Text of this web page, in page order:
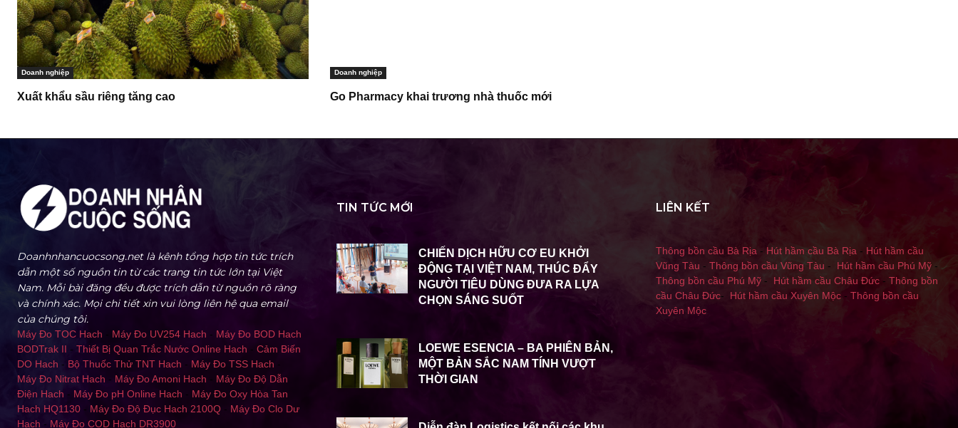
Doanh nghiệp
Xuất khẩu sầu riêng tăng cao
Doanh nghiệp
Go Pharmacy khai trương nhà thuốc mới
Doanhnhancuocsong.net là kênh tổng hợp tin tức trích
dẫn một số nguồn tin từ các trang tin tức lớn tại Việt
Nam. Mỗi bài đăng đều được trích dẫn từ nguồn rõ ràng
và chính xác. Mọi chi tiết xin vui lòng liên hệ qua email
của chúng tôi.
Máy Đo TOC Hach Máy Đo UV254 Hach - Máy Đo BOD Hach
BODTrak II - Thiết Bị Quan Trắc Nước Online Hach - Cảm Biến
DO Hach - Bộ Thuốc Thử TNT Hach - Máy Đo TSS Hach
Máy Đo Nitrat Hach - Máy Đo Amoni Hach
Máy Đo Độ Dẫn
Điện Hach - Máy Đo pH Online Hach
Máy Đo Oxy Hòa Tan
Hach HQ1130 - Máy Đo Độ Đục Hach 2100Q
Máy Đo Clo Dư
Hach - Máy Đo COD Hach DR3900
TIN TỨC MỚI
CHIẾN DỊCH HỮU CƠ EU KHỞI
ĐỘNG TẠI VIỆT NAM, THÚC ĐẨY
NGƯỜI TIÊU DÙNG ĐƯA RA LỰA
CHỌN SÁNG SUỐT
LOEWE ESENCIA – BA PHIÊN BẢN,
MỘT BẢN SẮC NAM TÍNH VƯỢT
THỜI GIAN
LIÊN KẾT
Thông bồn cầu Bà Rịa - Hút hầm cầu Bà Rịa - Hút hầm cầu
Vũng Tàu - Thông bồn cầu Vũng Tàu - Hút hầm cầu Phú Mỹ -
Thông bồn cầu Phú Mỹ - Hút hầm cầu Châu Đức - Thông bồn
cầu Châu Đức- Hút hầm cầu Xuyên Mộc - Thông bồn cầu
Xuyên Mộc